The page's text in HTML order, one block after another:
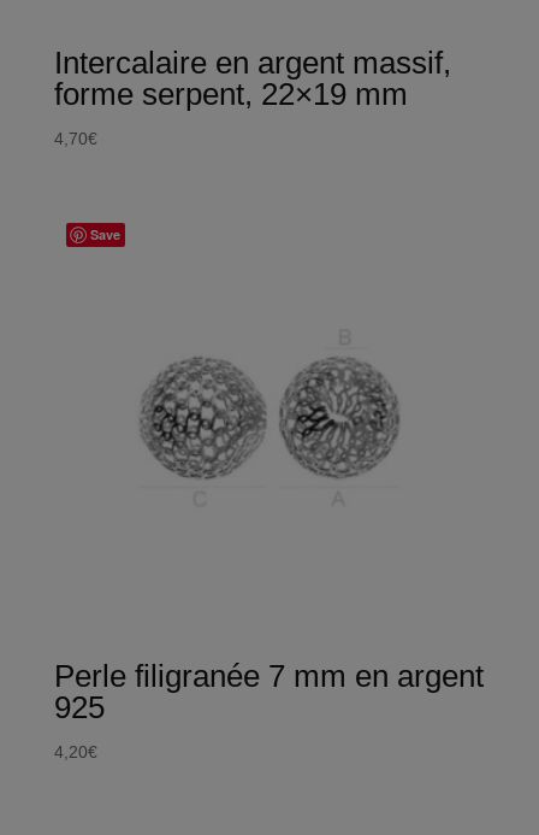
Intercalaire en argent massif,
forme serpent, 22×19 mm
4,70€
Save
Perle filigranée 7 mm en argent
925
4,20€